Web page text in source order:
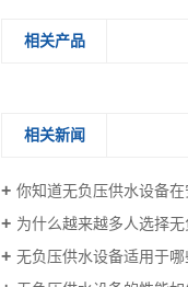
相关产品
相关新闻
你知道无负压供水设备在安
为什么越来越多人选择
无负压供水设备适用于